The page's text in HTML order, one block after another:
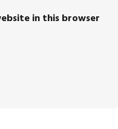
in this browser